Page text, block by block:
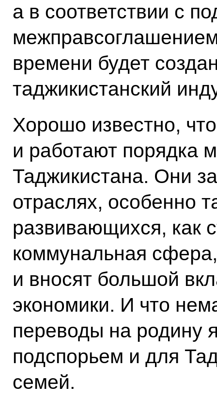
а в соответствии с
времени будет
таджикистанский
Хорошо известно,
и работают порядка
Таджикистана. Они
отраслях, особенно
развивающихся, как
коммунальная
и вносят большой
экономики. И что
переводы на родину
подспорьем и для
семей.